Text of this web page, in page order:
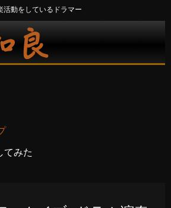
活動をしているドラマー
てみた